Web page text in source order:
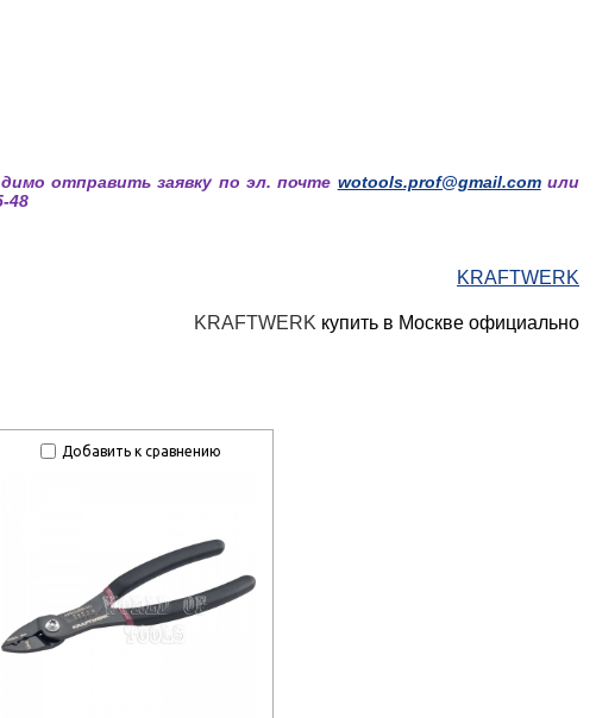
отправить заявку по эл. почте wotools.prof@gmail.comили
48
KRAFTWERK
KRAFTWERK купить в Москве официально
Добавить к сравнению